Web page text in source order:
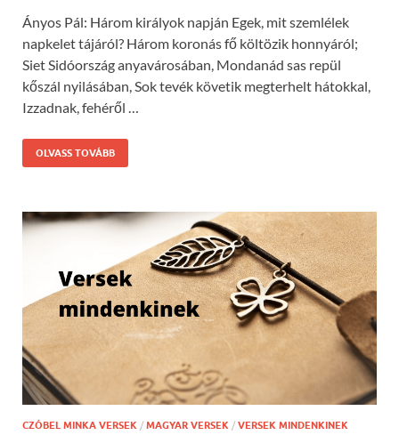
Ányos Pál: Három királyok napján Egek, mit szemlélek
napkelet tájáról? Három koronás fő költözik honnyáról;
Siet Sidóország anyavárosában, Mondanád sas repül
kőszál nyilásában, Sok tevék követik megterhelt hátokkal,
Izzadnak, fehéről …
OLVASS TOVÁBB
CZÓBEL MINKA VERSEK / MAGYAR VERSEK / VERSEK MINDENKINEK